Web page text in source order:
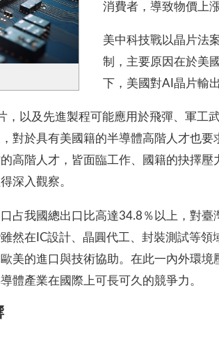
消費者，導致物價上
美中科技戰以晶片法
制，主要原因在於美
下，美國對AI晶片輸
，以及先進製程可能應用於飛彈、軍
對於具有美國籍的半導體高階人才也
高階人才，皆面臨工作、國籍的抉擇
深入觀察。
占我國總出口比高達34.8％以上，對
然在IC設計、晶圓代工、封裝測試等
美的進口與技術協助。在此一內外環
體產業在國際上可長可久的競爭力。